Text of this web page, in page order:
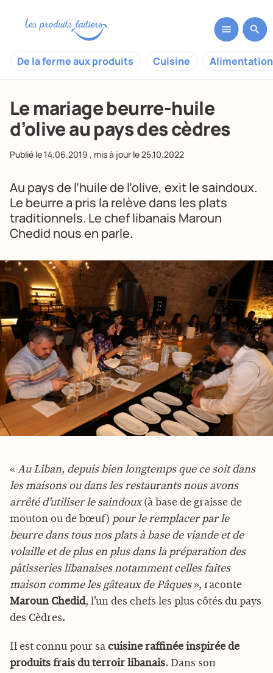
De la ferme aux produits Cuisine
Le mariage beurre-huile
d’olive au pays des cèdres
Publié le14.06.2019 , mis à jour le25.10.2022
Au pays de l’huile de l’olive, exit le saindoux.
Le beurre a pris la relève dans les plats
traditionnels. Le chef libanais Maroun
Chedid nous en parle.
« Au Liban, depuis bien longtemps que ce soit dans
les maisons ou dans les restaurants nous avons
arrêté d’utiliser le saindoux(à base de graisse de
mouton ou de bœuf) pour le remplacer par le
beurre dans tous nos plats à base de viande et de
volaille et de plus en plus dans la préparation des
pâtisseries libanaises notamment celles faites
maison comme les gâteaux de Pâques», raconte
Maroun Chedid, l’un des chefs les plus côtés du pays
des Cèdres.
Il est connu pour sa cuisine raffinée inspirée de
produits frais du terroir libanais. Dans son